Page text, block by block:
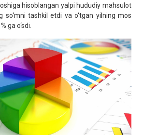
hisoblangan yalpi hududiy mahsulot
so‘mni tashkil etdi va o‘tgan yilning mos
ga o‘sdi.